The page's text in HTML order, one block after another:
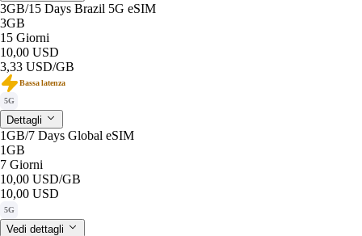
3GB/15 Days Brazil 5G eSIM
3GB
15 Giorni
10,00 USD
3,33 USD/GB
Bassa latenza
5G
Dettagli
1GB/7 Days Global eSIM
1GB
7 Giorni
10,00 USD/GB
10,00 USD
5G
Vedi dettagli